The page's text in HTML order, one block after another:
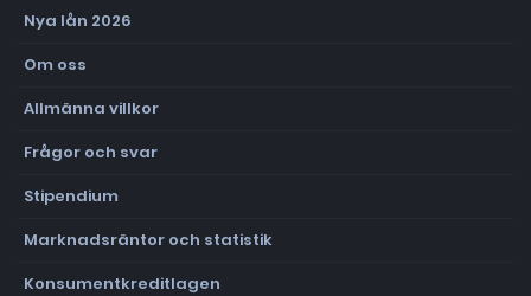
Nya lån 2026
Om oss
Allmänna villkor
Frågor och svar
Stipendium
Marknadsräntor och statistik
Konsumentkreditlagen